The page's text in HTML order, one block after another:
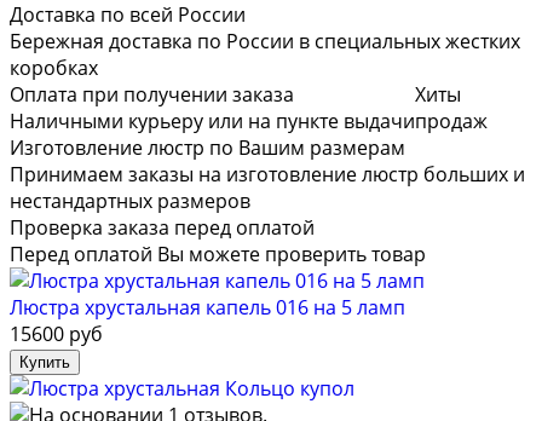
Доставка по всей России
Бережная доставка по России в специальных жестких
коробках
Оплата при получении заказа
Наличными курьеру или на пункте выдачи
Изготовление люстр по Вашим размерам
Принимаем заказы на изготовление люстр больших и
нестандартных размеров
Проверка заказа перед оплатой
Перед оплатой Вы можете проверить товар
Хиты
продаж
Люстра хрустальная капель 016 на 5 ламп
15600 руб